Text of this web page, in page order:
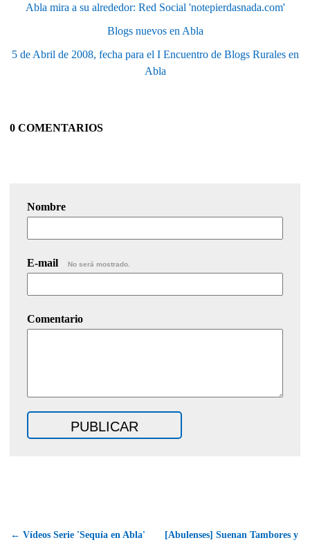
Abla mira a su alrededor: Red Social 'notepierdasnada.com'
Blogs nuevos en Abla
5 de Abril de 2008, fecha para el I Encuentro de Blogs Rurales en
Abla
0 COMENTARIOS
Nombre
E-mail No será mostrado.
Comentario
← Vídeos Serie 'Sequía en Abla' [Abulenses] Suenan Tambores y